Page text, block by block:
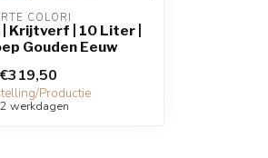
COLORI
Krijtverf | 10 Liter |
Gouden Eeuw
€319,50
Productie
werkdagen